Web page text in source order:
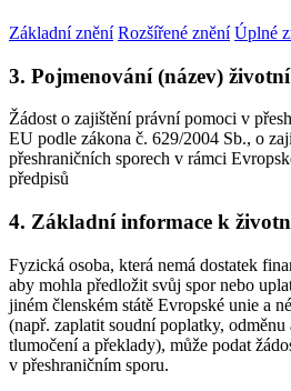
Základní znění Rozšířené znění Úplné
3. Pojmenování (název)
Žádost o zajištění právní pomoci v
EU podle zákona č. 629/2004 Sb., o
přeshraničních sporech v rámci
předpisů
4. Základní informace k
Fyzická osoba, která nemá dostatek
aby mohla předložit svůj spor nebo
jiném členském státě Evropské unie a
(např. zaplatit soudní poplatky,
tlumočení a překlady), může podat
v přeshraničním sporu.